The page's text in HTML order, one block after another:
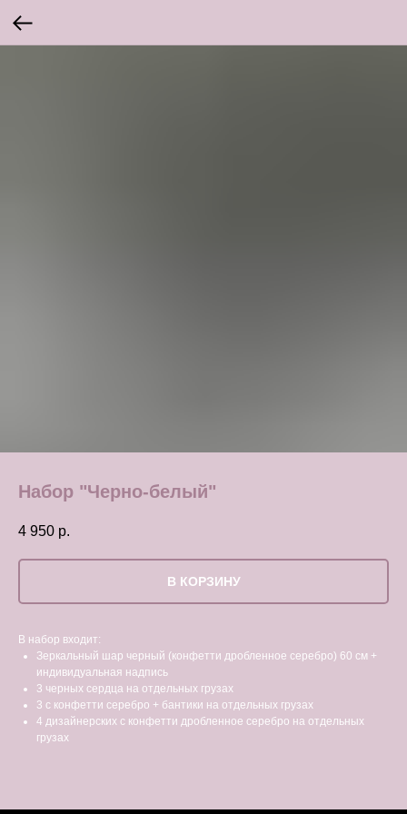
Набор "Черно-белый"
4 950 р.
В КОРЗИНУ
В набор входит:
Зеркальный шар черный (конфетти дробленное серебро) 60 см +
индивидуальная надпись
3 черных сердца на отдельных грузах
3 с конфетти серебро + бантики на отдельных грузах
4 дизайнерских с конфетти дробленное серебро на отдельных
грузах